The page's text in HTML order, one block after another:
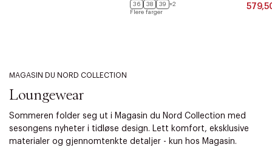
36 38 39
+2
Flere farger
MAGASIN DU NORD COLLECTION
Loungewear
Sommeren folder seg ut i Magasin du Nord Collection med
sesongens nyheter i tidløse design. Lett komfort, eksklusive
materialer og gjennomtenkte detaljer - kun hos Magasin.